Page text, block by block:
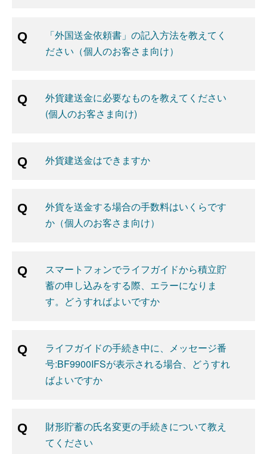
「外国送金依頼書」の記入方法を教えてく
ださい（個人のお客さま向け）
外貨建送金に必要なものを教えてください
(個人のお客さま向け)
外貨建送金はできますか
外貨を送金する場合の手数料はいくらです
か（個人のお客さま向け）
スマートフォンでライフガイドから積立貯
蓄の申し込みをする際、エラーになりま
す。どうすればよいですか
ライフガイドの手続き中に、メッセージ番
号:BF9900IFSが表示される場合、どうすれ
ばよいですか
財形貯蓄の氏名変更の手続きについて教え
てください